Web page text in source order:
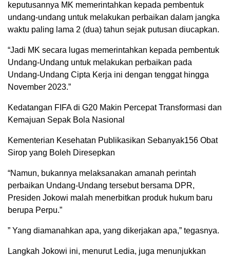
keputusannya MK memerintahkan kepada pembentuk
undang-undang untuk melakukan perbaikan dalam jangka
waktu paling lama 2 (dua) tahun sejak putusan diucapkan.
“Jadi MK secara lugas memerintahkan kepada pembentuk
Undang-Undang untuk melakukan perbaikan pada
Undang-Undang Cipta Kerja ini dengan tenggat hingga
November 2023.”
Kedatangan FIFA di G20 Makin Percepat Transformasi dan
Kemajuan Sepak Bola Nasional
Kementerian Kesehatan Publikasikan Sebanyak156 Obat
Sirop yang Boleh Diresepkan
“Namun, bukannya melaksanakan amanah perintah
perbaikan Undang-Undang tersebut bersama DPR,
Presiden Jokowi malah menerbitkan produk hukum baru
berupa Perpu.”
” Yang diamanahkan apa, yang dikerjakan apa,” tegasnya.
Langkah Jokowi ini, menurut Ledia, juga menunjukkan